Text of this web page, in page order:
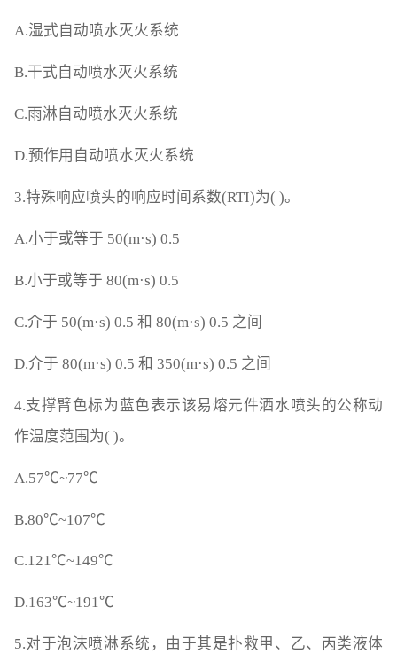
A.湿式自动喷水灭火系统
B.干式自动喷水灭火系统
C.雨淋自动喷水灭火系统
D.预作用自动喷水灭火系统
3.特殊响应喷头的响应时间系数(RTI)为( )。
A.小于或等于 50(m·s) 0.5
B.小于或等于 80(m·s) 0.5
C.介于 50(m·s) 0.5 和 80(m·s) 0.5 之间
D.介于 80(m·s) 0.5 和 350(m·s) 0.5 之间
4.支撑臂色标为蓝色表示该易熔元件洒水喷头的公称动
作温度范围为( )。
A.57℃~77℃
B.80℃~107℃
C.121℃~149℃
D.163℃~191℃
5.对于泡沫喷淋系统，由于其是扑救甲、乙、丙类液体